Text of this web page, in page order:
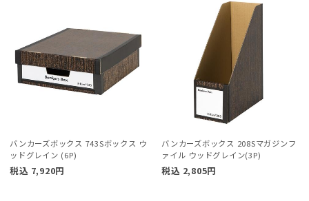
バンカーズボックス 743Sボックス ウ
ッドグレイン (6P)
税込 7,920円
バンカーズボックス 208Sマガジンフ
ァイル ウッドグレイン(3P)
税込 2,805円